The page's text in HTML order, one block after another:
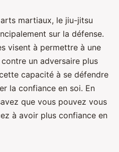
martiaux, le jiu-jitsu
sur la défense.
visent à permettre à une
un adversaire plus
capacité à se défendre
la confiance en soi. En
que vous pouvez vous
à avoir plus confiance en